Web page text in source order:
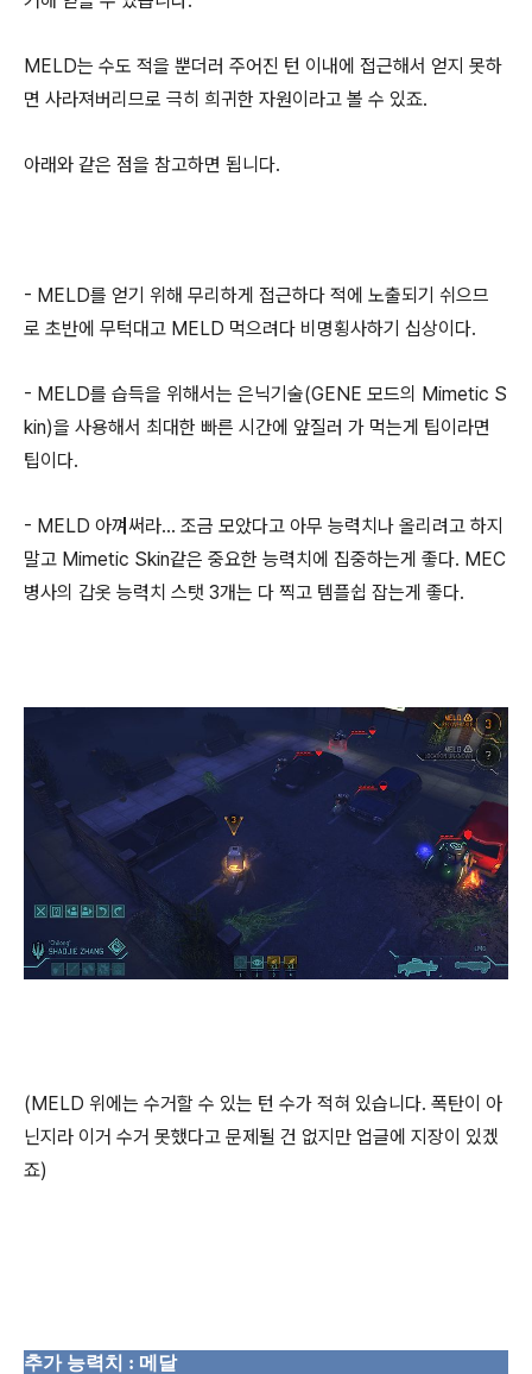
MELD는 수도 적을 뿐더러 주어진 턴 이내에 접근해서 얻지 못하
면 사라져버리므로 극히 희귀한 자원이라고 볼 수 있죠.
아래와 같은 점을 참고하면 됩니다.
- MELD를 얻기 위해 무리하게 접근하다 적에 노출되기 쉬으므
로 초반에 무턱대고 MELD 먹으려다 비명횡사하기 십상이다.
- MELD를 습득을 위해서는 은닉기술(GENE 모드의 Mimetic S
kin)을 사용해서 최대한 빠른 시간에 앞질러 가 먹는게 팁이라면
팁이다.
- MELD 아껴써라... 조금 모았다고 아무 능력치나 올리려고 하지
말고 Mimetic Skin같은 중요한 능력치에 집중하는게 좋다. MEC
병사의 갑옷 능력치 스탯 3개는 다 찍고 템플쉽 잡는게 좋다.
(MELD 위에는 수거할 수 있는 턴 수가 적혀 있습니다. 폭탄이 아
닌지라 이거 수거 못했다고 문제될 건 없지만 업글에 지장이 있겠
죠)
추가 능력치 : 메달